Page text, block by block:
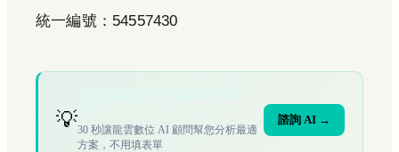
統一編號：54557430
💡30 秒讓龍雲數位 AI 顧問幫您分析最適
方案，不用填表單
諮詢 AI →